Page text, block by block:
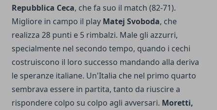
Repubblica Ceca, che fa suo il match (82-71).
Migliore in campo il play Matej Svoboda, che
realizza 28 punti e 5 rimbalzi. Male gli azzurri,
specialmente nel secondo tempo, quando i cechi
costruiscono il loro successo mandando alla deriva
le speranze italiane. Un'Italia che nel primo quarto
sembrava essere in partita, tanto da riuscire a
rispondere colpo su colpo agli avversari. Moretti,